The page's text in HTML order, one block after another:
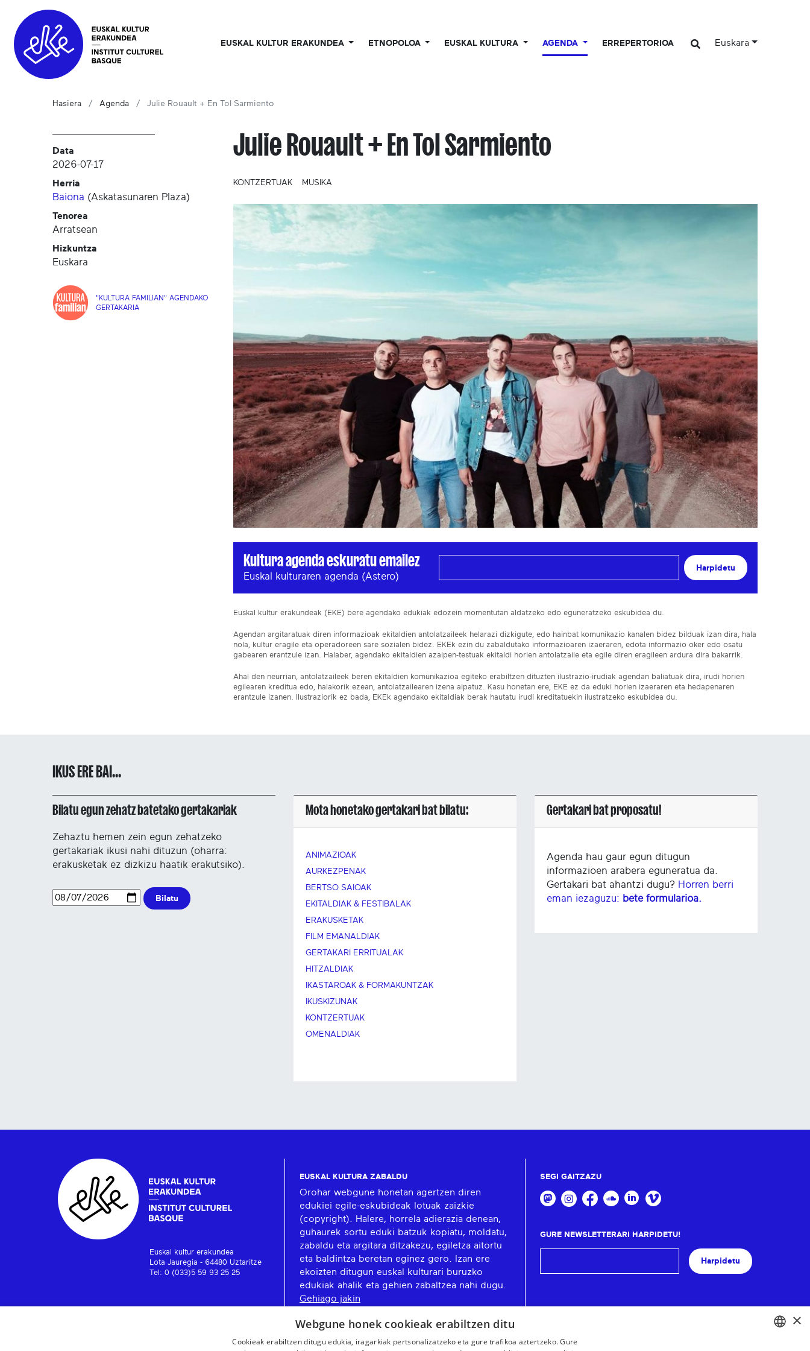
EUSKAL KULTUR ERAKUNDEA ETNOPOLOA EUSKAL KULTURA AGENDA ERREPERTORIOA Euskara
Hasiera Agenda Julie Rouault + En Tol Sarmiento
Data
2026-07-17
Herria
Baiona (Askatasunaren Plaza)
Tenorea
Arratsean
Hizkuntza
Euskara
"KULTURA FAMILIAN" AGENDAKO
GERTAKARIA
Julie Rouault + En Tol Sarmiento
KONTZERTUAK MUSIKA
Kultura agenda eskuratu emailez
Euskal kulturaren agenda (Astero)
Harpidetu
Euskal kultur erakundeak (EKE) bere agendako edukiak edozein momentutan aldatzeko edo eguneratzeko eskubidea du.
Agendan argitaratuak diren informazioak ekitaldien antolatzaileek helarazi dizkigute, edo hainbat komunikazio kanalen bidez bilduak izan dira, hala
nola, kultur eragile eta operadoreen sare sozialen bidez. EKEk ezin du zabaldutako informazioaren izaeraren, edota informazio oker edo osatu
gabearen erantzule izan. Halaber, agendako ekitaldien azalpen-testuak ekitaldi horien antolatzaile eta egile diren eragileen ardura dira bakarrik.
Ahal den neurrian, antolatzaileek beren ekitaldien komunikazioa egiteko erabiltzen dituzten ilustrazio-irudiak agendan baliatuak dira, irudi horien
egilearen kreditua edo, halakorik ezean, antolatzailearen izena aipatuz. Kasu honetan ere, EKE ez da eduki horien izaeraren eta hedapenaren
erantzule izanen. Ilustraziorik ez bada, EKEk agendako ekitaldiak berak hautatu irudi kreditatuekin ilustratzeko eskubidea du.
IKUS ERE BAI...
Bilatu egun zehatz batetako gertakariak
Zehaztu hemen zein egun zehatzeko
gertakariak ikusi nahi dituzun (oharra:
erakusketak ez dizkizu haatik erakutsiko).
Bilatu
Mota honetako gertakari bat bilatu:
ANIMAZIOAK
AURKEZPENAK
BERTSO SAIOAK
EKITALDIAK & FESTIBALAK
ERAKUSKETAK
FILM EMANALDIAK
GERTAKARI ERRITUALAK
HITZALDIAK
IKASTAROAK & FORMAKUNTZAK
IKUSKIZUNAK
KONTZERTUAK
OMENALDIAK
Gertakari bat proposatu!
Agenda hau gaur egun ditugun
informazioen arabera eguneratua da.
Gertakari bat ahantzi dugu? Horren berri
eman iezaguzu: bete formularioa.
Euskal kultur erakundea
Lota Jauregia - 64480 Uztaritze
Tel: 0 (033)5 59 93 25 25
EUSKAL KULTURA ZABALDU
Orohar webgune honetan agertzen diren
edukiei egile-eskubideak lotuak zaizkie
(copyright). Halere, horrela adierazia denean,
guhaurek sortu eduki batzuk kopiatu, moldatu,
zabaldu eta argitara ditzakezu, egiletza aitortu
eta baldintza beretan eginez gero. Izan ere
ekoizten ditugun euskal kulturari buruzko
edukiak ahalik eta gehien zabaltzea nahi dugu.
Gehiago jakin
SEGI GAITZAZU
GURE NEWSLETTERARI HARPIDETU!
Harpidetu
×
Webgune honek cookieak erabiltzen ditu
Cookieak erabiltzen ditugu edukia, iragarkiak pertsonalizatzeko eta gure trafikoa aztertzeko. Gure